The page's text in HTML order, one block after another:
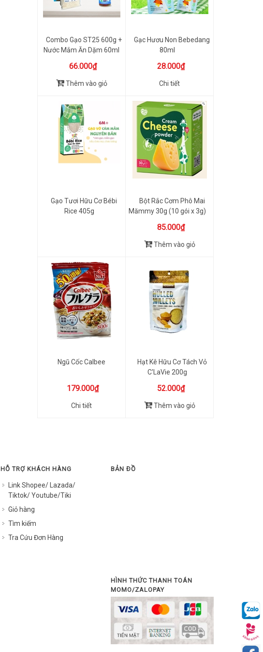
Combo Gạo ST25 600g +
Nước Mắm Ăn Dặm 60ml
66.000₫
Thêm vào giỏ
Gạc Hươu Non Bebedang
80ml
28.000₫
Chi tiết
Gạo Tươi Hữu Cơ Bébi
Rice 405g
Bột Rắc Cơm Phô Mai
Mămmy 30g (10 gói x 3g)
85.000₫
Thêm vào giỏ
Ngũ Cốc Calbee
179.000₫
Chi tiết
Hạt Kê Hữu Cơ Tách Vỏ
C'LaVie 200g
52.000₫
Thêm vào giỏ
HỖ TRỢ KHÁCH HÀNG
Link Shopee/ Lazada/
Tiktok/ Youtube/Tiki
Giỏ hàng
Tìm kiếm
Tra Cứu Đơn Hàng
BẢN ĐỒ
HÌNH THỨC THANH TOÁN
MOMO/ZALOPAY